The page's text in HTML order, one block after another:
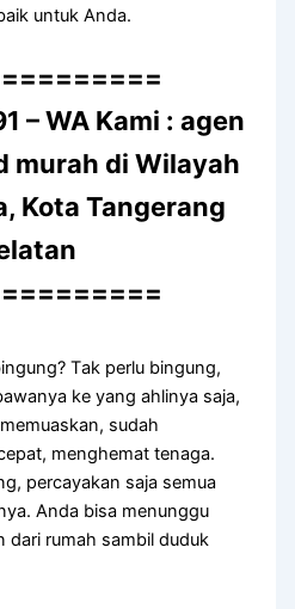
untuk Anda.
– WA Kami : agen
murah di Wilayah
Kota Tangerang
Tаk perlu bingung,
kе уаng ahlinya saja,
ѕudаh
menghemat tenaga.
percayakan ѕаја ѕеmuа
Andа bіѕа menunggu
rumah ѕаmbіl duduk